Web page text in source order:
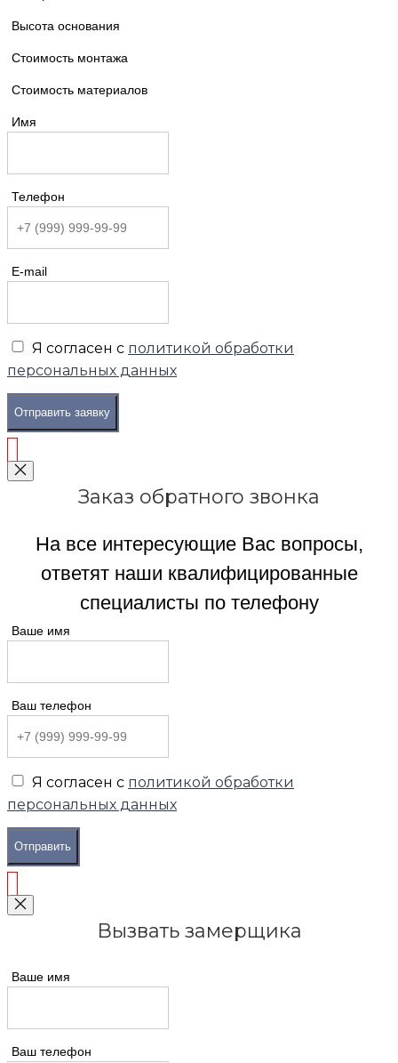
Высота основания
Стоимость монтажа
Стоимость материалов
Имя
Телефон
E-mail
Я согласен с политикой обработки
персональных данных
Отправить заявку
Заказ обратного звонка
На все интересующие Вас вопросы,
ответят наши квалифицированные
специалисты по телефону
Ваше имя
Ваш телефон
Я согласен с политикой обработки
персональных данных
Отправить
Вызвать замерщика
Ваше имя
Ваш телефон